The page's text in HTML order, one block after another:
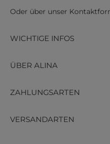
Oder über unser
WICHTIGE INFOS
ÜBER ALINA
ZAHLUNGSARTEN
VERSANDARTEN